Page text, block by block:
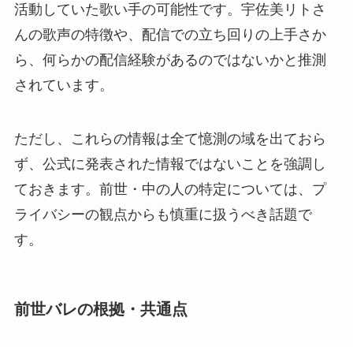
活動していた歌い手の可能性です。宇佐美リトさ
んの歌声の特徴や、配信での立ち回りの上手さか
ら、何らかの配信経験があるのではないかと推測
されています。
ただし、これらの情報は全て憶測の域を出ておら
ず、公式に発表された情報ではないことを強調し
ておきます。前世・中の人の特定については、プ
ライバシーの観点からも慎重に扱うべき話題で
す。
前世バレの根拠・共通点